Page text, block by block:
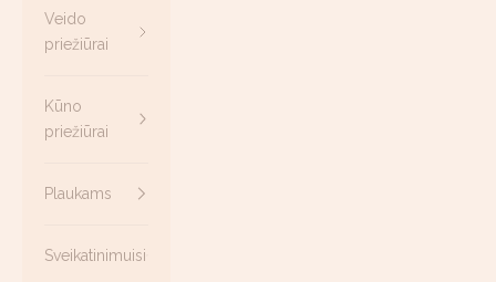
Veido
priežiūrai
Kūno
priežiūrai
Plaukams
Sveikatinimuisi